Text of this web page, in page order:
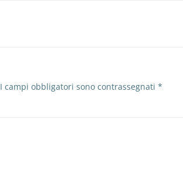
I campi obbligatori sono contrassegnati *